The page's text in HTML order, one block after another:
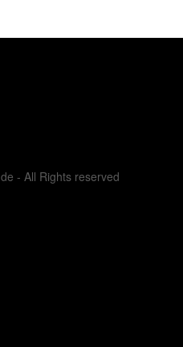
- All Rights reserved